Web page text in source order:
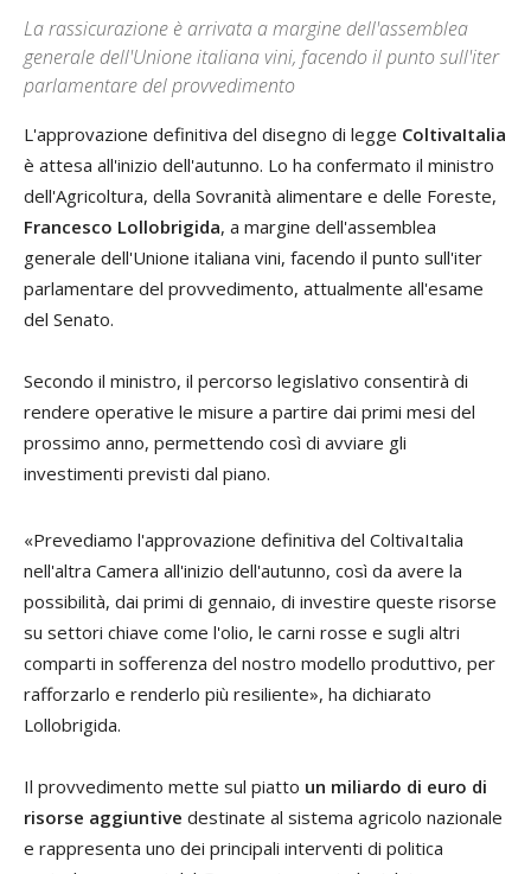
La rassicurazione è arrivata a margine dell'assemblea
generale dell'Unione italiana vini, facendo il punto sull'iter
parlamentare del provvedimento
L'approvazione definitiva del disegno di legge ColtivaItalia
è attesa all'inizio dell'autunno. Lo ha confermato il ministro
dell'Agricoltura, della Sovranità alimentare e delle Foreste,
Francesco Lollobrigida, a margine dell'assemblea
generale dell'Unione italiana vini, facendo il punto sull'iter
parlamentare del provvedimento, attualmente all'esame
del Senato.
Secondo il ministro, il percorso legislativo consentirà di
rendere operative le misure a partire dai primi mesi del
prossimo anno, permettendo così di avviare gli
investimenti previsti dal piano.
«Prevediamo l'approvazione definitiva del ColtivaItalia
nell'altra Camera all'inizio dell'autunno, così da avere la
possibilità, dai primi di gennaio, di investire queste risorse
su settori chiave come l'olio, le carni rosse e sugli altri
comparti in sofferenza del nostro modello produttivo, per
rafforzarlo e renderlo più resiliente», ha dichiarato
Lollobrigida.
Il provvedimento mette sul piatto un miliardo di euro di
risorse aggiuntive destinate al sistema agricolo nazionale
e rappresenta uno dei principali interventi di politica